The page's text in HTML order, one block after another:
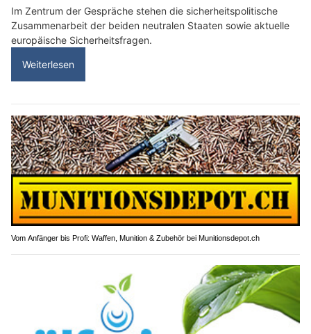
Im Zentrum der Gespräche stehen die sicherheitspolitische
Zusammenarbeit der beiden neutralen Staaten sowie aktuelle
europäische Sicherheitsfragen.
Weiterlesen
Vom Anfänger bis Profi: Waffen, Munition & Zubehör bei Munitionsdepot.ch